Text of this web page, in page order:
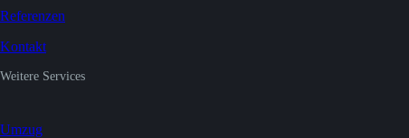
Referenzen
Kontakt
Weitere Services
Umzug